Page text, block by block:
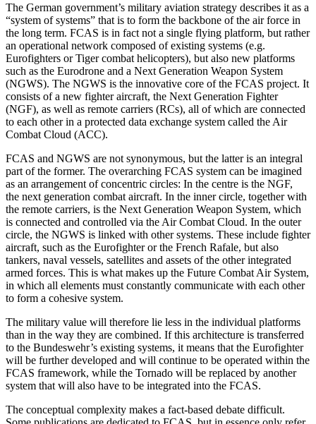
The German government’s military avia­tion strategy describes it as a
“system of sys­tems” that is to form the backbone of the air force in
the long term. FCAS is in fact not a single flying platform, but rather
an operational network composed of existing systems (e.g.
Eurofighters or Tiger combat helicopters), but also new platforms
such as the Eurodrone and a Next Generation Weapon System
(NGWS). The NGWS is the innovative core of the FCAS project. It
consists of a new fighter aircraft, the Next Generation Fighter
(NGF), as well as remote carriers (RCs), all of which are connected
to each other in a protected data exchange system called the Air
Combat Cloud (ACC).
FCAS and NGWS are not synonymous, but the latter is an integral
part of the for­mer. The overarching FCAS system can be imagined
as an arrangement of con­centric circles: In the centre is the NGF,
the next generation combat aircraft. In the inner circle, together with
the remote carriers, is the Next Generation Weapon System, which
is connected and controlled via the Air Combat Cloud. In the outer
circle, the NGWS is linked with other systems. These include fighter
aircraft, such as the Euro­fighter or the French Rafale, but also
tankers, naval vessels, satellites and assets of the other integrated
armed forces. This is what makes up the Future Combat Air System,
in which all elements must con­stantly communicate with each other
to form a cohesive system.
The military value will therefore lie less in the individual platforms
than in the way they are combined. If this architecture is transferred
to the Bundeswehr’s existing systems, it means that the Eurofighter
will be further developed and will continue to be operated within the
FCAS framework, while the Tornado will be replaced by an­other
system that will also have to be in­te­grated into the FCAS.
The conceptual complexity makes a fact-based debate difficult.